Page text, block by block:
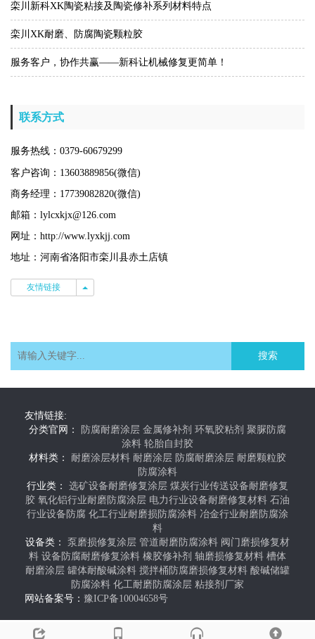
栾川新科XK陶瓷粘接及陶瓷修补系列材料特点
栾川XK耐磨、防腐陶瓷颗粒胶
服务客户，协作共赢——新科让机械修复更简单！
联系方式
服务热线：0379-60679299
客户咨询：13603889856(微信)
商务经理：17739082820(微信)
邮箱：lylcxkjx@126.com
网址：http://www.lyxkjj.com
地址：河南省洛阳市栾川县赤土店镇
友情链接 友情链接
搜索
友情链接:
分类官网：
防腐耐磨涂层 金属修补剂 环氧胶粘剂 聚脲防腐
涂料 轮胎自封胶
材料类： 耐磨涂层材料 耐磨涂层 防腐耐磨涂层 耐磨颗粒胶
防腐涂料
行业类： 选矿设备耐磨修复涂层 煤炭行业传送设备耐磨修复
胶 氧化铝行业耐磨防腐涂层 电力行业设备耐磨修复材料 石油
行业设备防腐 化工行业耐磨损防腐涂料 冶金行业耐磨防腐涂
料
设备类： 泵磨损修复涂层 管道耐磨防腐涂料 阀门磨损修复材
料 设备防腐耐磨修复涂料 橡胶修补剂 轴磨损修复材料 槽体
耐磨涂层 罐体耐酸碱涂料 搅拌桶防腐磨损修复材料 酸碱储罐
防腐涂料 化工耐磨防腐涂层 粘接剂厂家
网站备案号： 豫ICP备10004658号